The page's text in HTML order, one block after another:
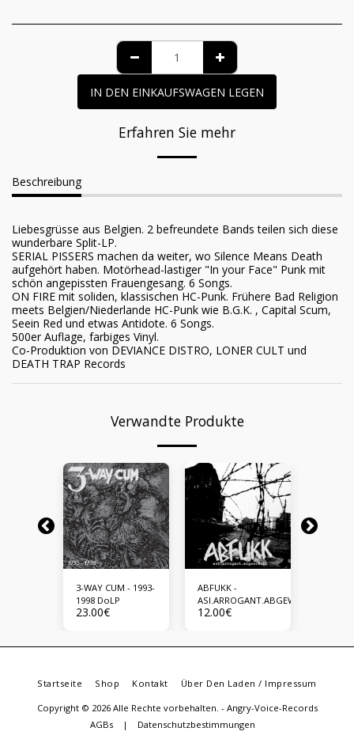
IN DEN EINKAUFSWAGEN LEGEN
Erfahren Sie mehr
Beschreibung
Liebesgrüsse aus Belgien. 2 befreundete Bands teilen sich diese
wunderbare Split-LP.
SERIAL PISSERS machen da weiter, wo Silence Means Death
aufgehört haben. Motörhead-lastiger "In your Face" Punk mit
schön angepissten Frauengesang. 6 Songs.
ON FIRE mit soliden, klassischen HC-Punk. Frühere Bad Religion
meets Belgien/Niederlande HC-Punk wie B.G.K. , Capital Scum,
Seein Red und etwas Antidote. 6 Songs.
500er Auflage, farbiges Vinyl.
Co-Produktion von DEVIANCE DISTRO, LONER CULT und
DEATH TRAP Records
Verwandte Produkte
3-WAY CUM - 1993-
1998 DoLP
23.00€
ABFUKK -
ASI.ARROGANT.ABGEWRACKT
12.00€
Startseite Shop Kontakt Über Den Laden / Impressum
Copyright © 2026 Alle Rechte vorbehalten. - Angry-Voice-Records
AGBs| Datenschutzbestimmungen